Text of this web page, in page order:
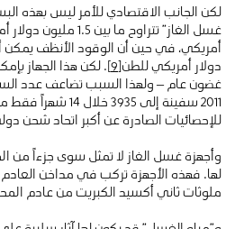
لكن الجانب الاقتصادي للأمر ليس بهذه
دولار أمريكي للطن[9] . لكن هذا الجهاز
غضون عام – ولهذا السبب تضاعف عدد
للإحصائيات الصادرة عن أكبر اتحاد شحن
وأجهزة غسل الغاز لا تمثل سوى جزءاً من
لها. فهذه الأجهزة تركب في مداخن
ملوثات ثاني أكسيد الكبريت من عادم